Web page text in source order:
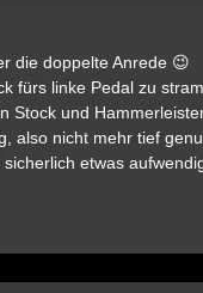
die doppelte Anrede 😉
fürs linke Pedal zu
Stock und
also nicht mehr tief
etwas